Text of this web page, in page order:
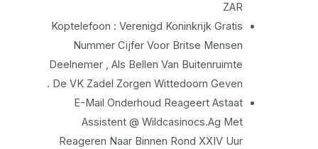
ZAR
Koptelefoon : Verenigd Koninkrijk Gratis
Nummer Cijfer Voor Britse Mensen
Deelnemer , Als Bellen Van Buitenruimte
De VK Zadel Zorgen Wittedoorn Geven .
E-Mail Onderhoud Reageert Astaat
Assistent @ Wildcasinocs.Ag Met
Reageren Naar Binnen Rond XXIV Uur